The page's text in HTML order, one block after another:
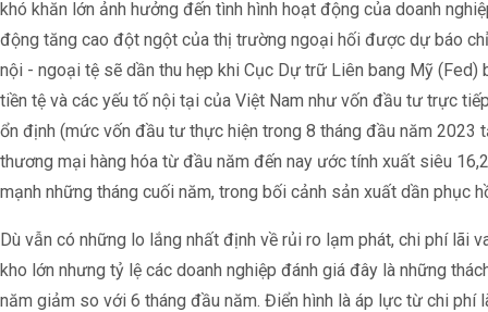
khó khăn lớn ảnh hưởng đến tình hình hoạt động của doanh
động tăng cao đột ngột của thị trường ngoại hối được dự báo
nội - ngoại tệ sẽ dần thu hẹp khi Cục Dự trữ Liên bang Mỹ
tiền tệ và các yếu tố nội tại của Việt Nam như vốn đầu tư trực
ổn định (mức vốn đầu tư thực hiện trong 8 tháng đầu năm 2023
thương mại hàng hóa từ đầu năm đến nay ước tính xuất siêu
mạnh những tháng cuối năm, trong bối cảnh sản xuất dần phục
Dù vẫn có những lo lắng nhất định về rủi ro lạm phát, chi phí lãi
kho lớn nhưng tỷ lệ các doanh nghiệp đánh giá đây là những
năm giảm so với 6 tháng đầu năm. Điển hình là áp lực từ chi